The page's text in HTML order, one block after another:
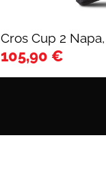
Cros Cup 2
105,90 €